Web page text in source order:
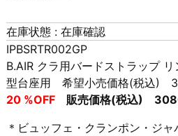
在庫状態 : 在庫確認
IPBSRTR002GP
B.AIR クラ用バードストラップ
型台座用 希望小売価格(税込)
20 %OFF販売価格(税込)
＊ビュッフェ・クランポン・ジ